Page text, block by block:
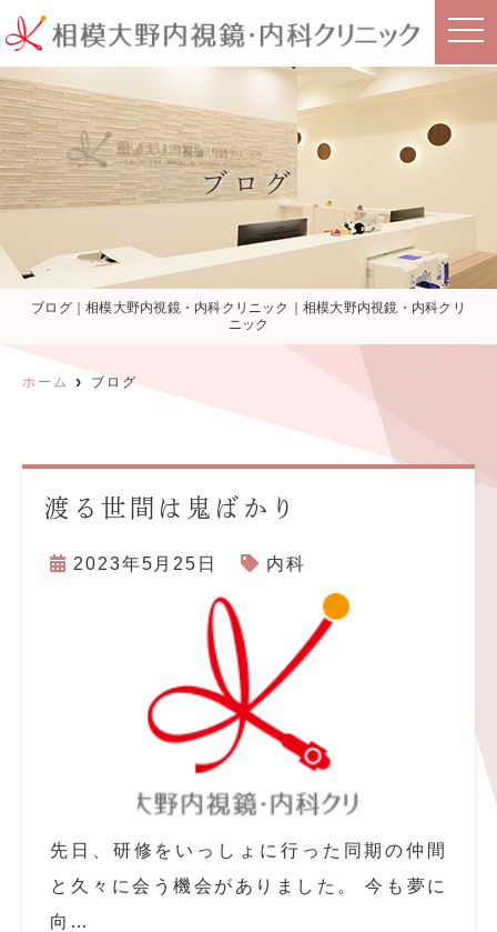
ブログ
ブログ｜相模大野内視鏡・内科クリニック｜相模大野内視鏡・内科クリ
ニック
t
o
g
n
o
n
ホーム ブログ
渡る世間は鬼ばかり
2023年5月25日 内科
先日、研修をいっしょに行った同期の仲間
と久々に会う機会がありました。 今も夢に
向…